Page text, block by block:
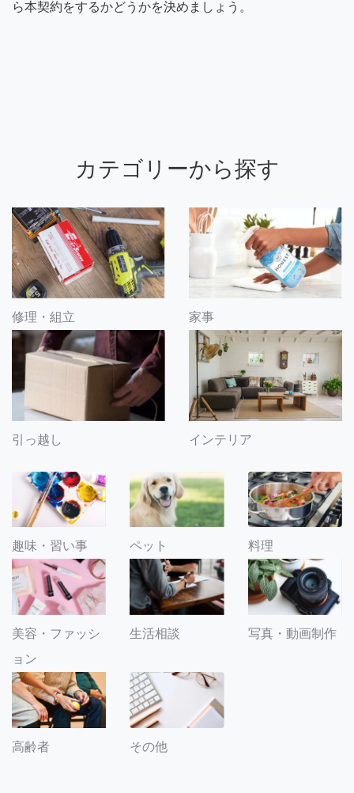
ら本契約をするかどうかを決めましょう。
カテゴリーから探す
修理・組立 家事
引っ越し インテリア
趣味・習い事 ペット 料理
美容・ファッシ
ョン
生活相談 写真・動画制作
高齢者 その他